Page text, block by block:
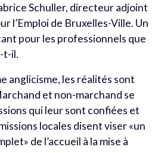
Schuller, directeur adjoint
l’Emploi de Bruxelles-Ville. Un
pour les professionnels que
t-il.
anglicisme, les réalités sont
et non-marchand se
qui leur sont confiées et
locales disent viser «un
de l’accueil à la mise à